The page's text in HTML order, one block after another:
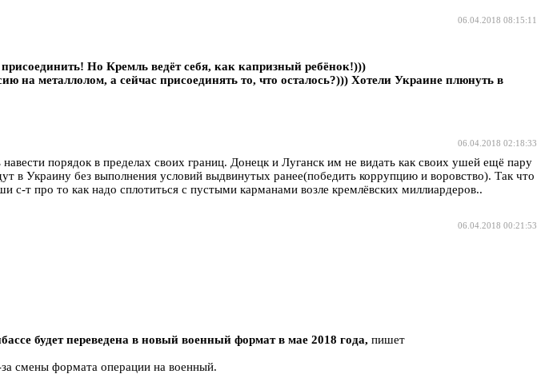
06.04.2018 08:15:11
Но Кремль ведёт себя, как капризный ребёнок!)))
металлолом, а сейчас присоединять то, что осталось?))) Хотели Украине плюнуть в
06.04.2018 02:18:33
порядок в пределах своих границ. Донецк и Луганск им не видать как своих ушей ещё пару
в Украину без выполнения условий выдвинутых ранее(победить коррупцию и воровство). Так что
т про то как надо сплотиться с пустыми карманами возле кремлёвских миллиардеров..
06.04.2018 00:21:53
будет переведена в новый военный формат в мае 2018 года, пишет
смены формата операции на военный.